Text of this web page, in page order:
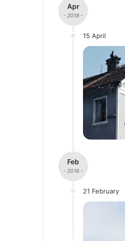
Apr
- 2018 -
15 April
Feb
- 2016 -
21 February